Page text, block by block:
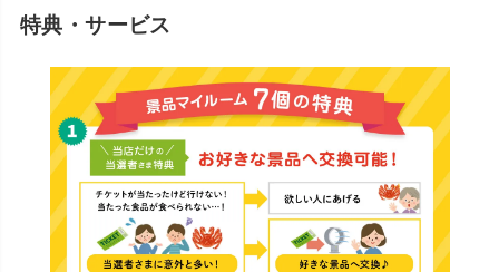
特典・サービス